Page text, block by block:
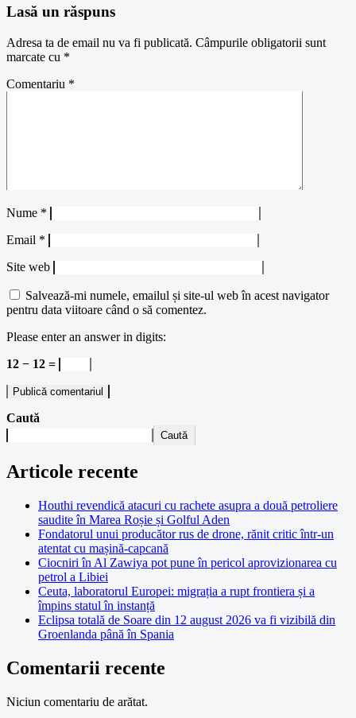
Lasă un răspuns
Adresa ta de email nu va fi publicată. Câmpurile obligatorii sunt
marcate cu *
Comentariu *
Nume *
Email *
Site web
Salvează-mi numele, emailul și site-ul web în acest navigator
pentru data viitoare când o să comentez.
Please enter an answer in digits:
12 − 12 =
Caută
Caută
Articole recente
Houthi revendică atacuri cu rachete asupra a două petroliere
saudite în Marea Roșie și Golful Aden
Fondatorul unui producător rus de drone, rănit critic într-un
atentat cu mașină-capcană
Ciocniri în Al Zawiya pot pune în pericol aprovizionarea cu
petrol a Libiei
Ceuta, laboratorul Europei: migrația a rupt frontiera și a
împins statul în instanță
Eclipsa totală de Soare din 12 august 2026 va fi vizibilă din
Groenlanda până în Spania
Comentarii recente
Niciun comentariu de arătat.